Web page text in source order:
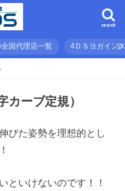
search
国代理店一覧 4ＤＳヨガイン
カーブ定規）
びた姿勢を理想的とし
といけないのです！！